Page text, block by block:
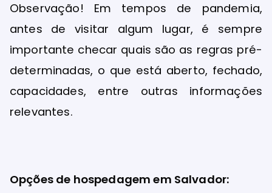
Observação! Em tempos de pandemia,
antes de visitar algum lugar, é sempre
importante checar quais são as regras pré-
determinadas, o que está aberto, fechado,
capacidades, entre outras informações
relevantes.
Opções de hospedagem em Salvador: